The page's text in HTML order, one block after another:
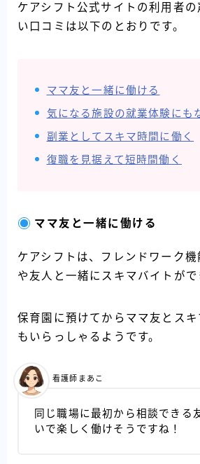
ケアシフト公式サイトの利用者
い口コミは以下のとおりです。
ママ友と一緒に働ける
気になる施設の就業体験にも
副業としてスキマ時間に働く
復職を見据えて短時間働く
ママ友と一緒に働ける
ケアシフトは、フレンドワーク
や友人と一緒にスキマバイトがで
保育園に預けてからママ友とス
もいらっしゃるようです。
同じ職場に最初から相談できる
いで楽しく働けそうですね！
看護師まあこ